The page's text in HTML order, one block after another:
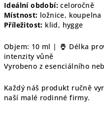
Ideální období: celoročně
Místnost: ložnice, koupelna
Příležitost: klid, hygge
Objem: 10 ml |
Délka
intenzity vůně
Vyrobeno z esenciálního
Každý náš produkt ručně
naší malé rodinné firmy.